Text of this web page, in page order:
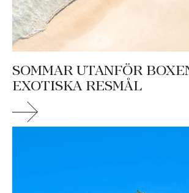
SOMMAR UTANFÖR
EXOTISKA RESMÅL